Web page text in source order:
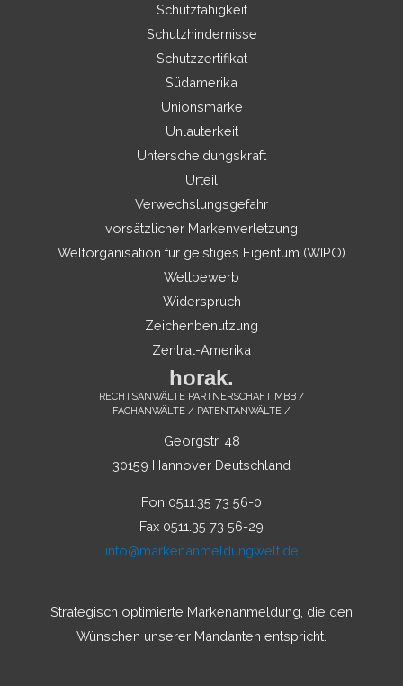
Schutzfähigkeit
Schutzhindernisse
Schutzzertifikat
Südamerika
Unionsmarke
Unlauterkeit
Unterscheidungskraft
Urteil
Verwechslungsgefahr
vorsätzlicher Markenverletzung
Weltorganisation für geistiges Eigentum (WIPO)
Wettbewerb
Widerspruch
Zeichenbenutzung
Zentral-Amerika
horak.
RECHTSANWÄLTE PARTNERSCHAFT MBB /
FACHANWÄLTE / PATENTANWÄLTE /
Georgstr. 48
30159 Hannover Deutschland
Fon 0511.35 73 56-0
Fax 0511.35 73 56-29
info@markenanmeldungwelt.de
Strategisch optimierte Markenanmeldung, die den
Wünschen unserer Mandanten entspricht.